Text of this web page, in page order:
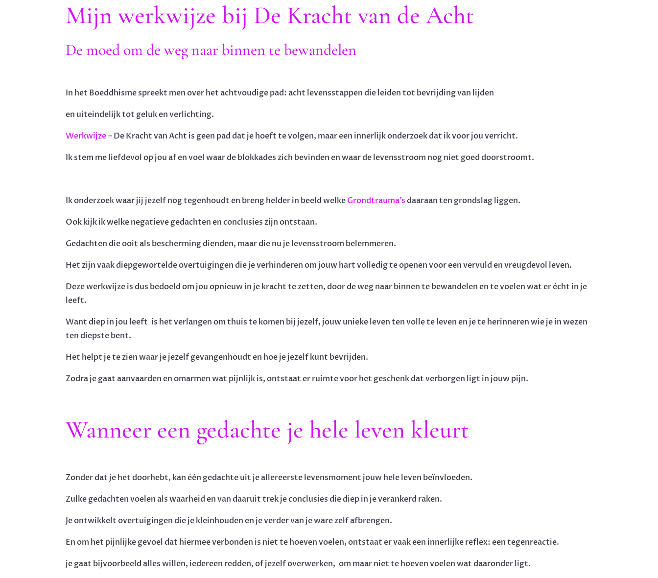
Mijn werkwijze bij De Kracht van de Acht
De moed om de weg naar binnen te bewandelen
In het Boeddhisme spreekt men over het achtvoudige pad: acht levensstappen die leiden tot bevrijding van lijden
en uiteindelijk tot geluk en verlichting.
Werkwijze– De Kracht van Acht is geen pad dat je hoeft te volgen, maar een innerlijk onderzoek dat ik voor jou verricht.
Ik stem me liefdevol op jou af en voel waar de blokkades zich bevinden en waar de levensstroom nog niet goed doorstroomt.
Ik onderzoek waar jij jezelf nog tegenhoudt en breng helder in beeld welkeGrondtrauma’sdaaraan ten grondslag liggen.
Ook kijk ik welke negatieve gedachten en conclusies zijn ontstaan.
Gedachten die ooit als bescherming dienden, maar die nu je levensstroom belemmeren.
Het zijn vaak diepgewortelde overtuigingen die je verhinderen om jouw hart volledig te openen voor een vervuld en vreugdevol leven.
Deze werkwijze is dus bedoeld om jou opnieuw in je kracht te zetten, door de weg naar binnen te bewandelen en te voelen wat er écht in je
leeft.
Want diep in jou leeft is het verlangen om thuis te komen bij jezelf, jouw unieke leven ten volle te leven en je te herinneren wie je in wezen
ten diepste bent.
Het helpt je te zien waar je jezelf gevangenhoudt en hoe je jezelf kunt bevrijden.
Zodra je gaat aanvaarden en omarmen wat pijnlijk is, ontstaat er ruimte voor het geschenk dat verborgen ligt in jouw pijn.
Wanneer een gedachte je hele leven kleurt
Zonder dat je het doorhebt, kan één gedachte uit je allereerste levensmoment jouw hele leven beïnvloeden.
Zulke gedachten voelen als waarheid en van daaruit trek je conclusies die diep in je verankerd raken.
Je ontwikkelt overtuigingen die je kleinhouden en je verder van je ware zelf afbrengen.
En om het pijnlijke gevoel dat hiermee verbonden is niet te hoeven voelen, ontstaat er vaak een innerlijke reflex: een tegenreactie.
je gaat bijvoorbeeld alles willen, iedereen redden, of jezelf overwerken, om maar niet te hoeven voelen wat daaronder ligt.